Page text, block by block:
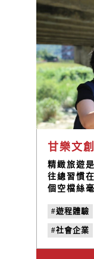
精緻旅遊
往總習慣
個空檔絲
踩點行程
到底去哪
遊的模式
目的的精
#遊程體驗
#社會企業
#三峽老街